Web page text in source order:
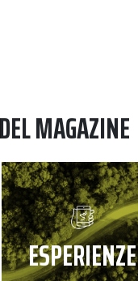
MAGAZINE
ESPERIENZE